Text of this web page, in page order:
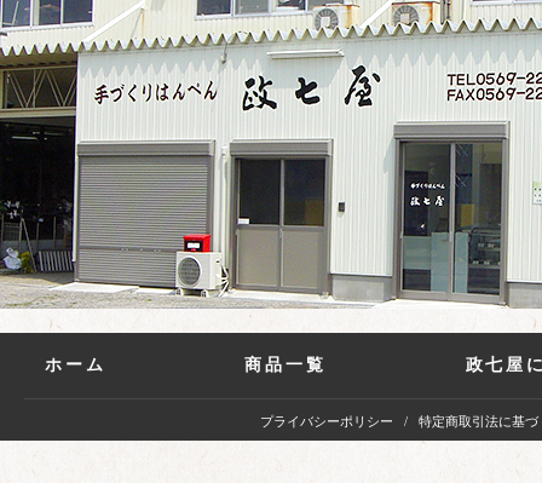
ホーム 商品一覧 政七屋
プライバシーポリシー 特定商取引法に基づ